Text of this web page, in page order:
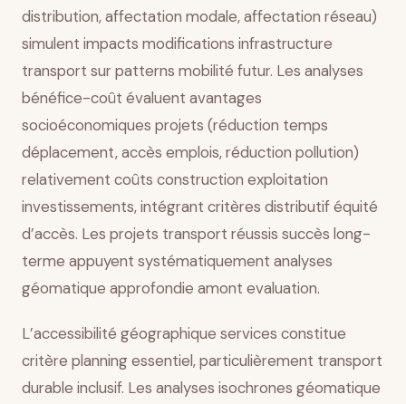
distribution, affectation modale, affectation réseau)
simulent impacts modifications infrastructure
transport sur patterns mobilité futur. Les analyses
bénéfice-coût évaluent avantages
socioéconomiques projets (réduction temps
déplacement, accès emplois, réduction pollution)
relativement coûts construction exploitation
investissements, intégrant critères distributif équité
d’accès. Les projets transport réussis succès long-
terme appuyent systématiquement analyses
géomatique approfondie amont evaluation.
L’accessibilité géographique services constitue
critère planning essentiel, particulièrement transport
durable inclusif. Les analyses isochrones géomatique